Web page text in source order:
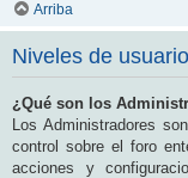
Arriba
Niveles de
¿Qué son los
Los Administradores
control sobre el foro
acciones y